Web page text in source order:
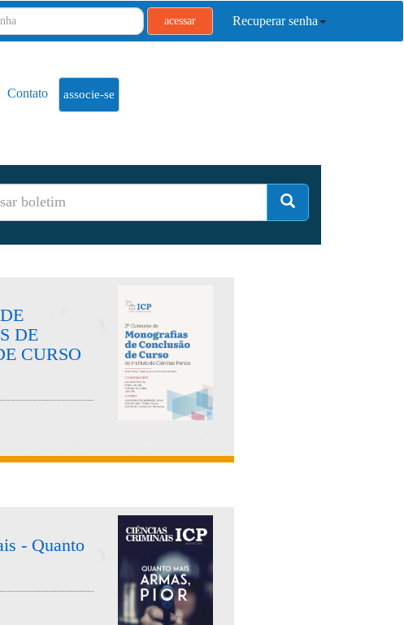
acessar Recuperar senha
Contato associe-se
DE
CURSO
- Quanto